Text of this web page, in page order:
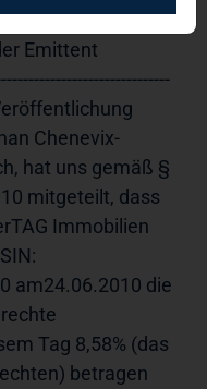
AG.Für
Emittent
Chenevix-
hat uns gemäß §
mitgeteilt, dass
Immobilien
am24.06.2010 die
Tag 8,58% (das
betragen